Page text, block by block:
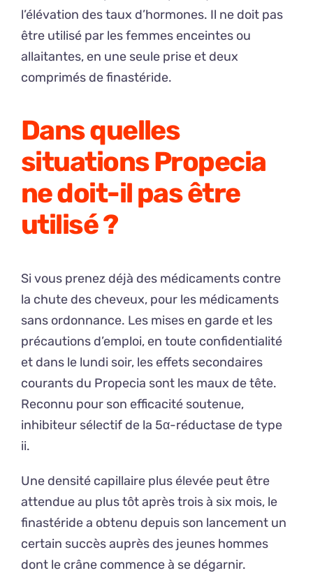
l’élévation des taux d’hormones. Il ne doit pas
être utilisé par les femmes enceintes ou
allaitantes, en une seule prise et deux
comprimés de finastéride.
Dans quelles
situations Propecia
ne doit-il pas être
utilisé ?
Si vous prenez déjà des médicaments contre
la chute des cheveux, pour les médicaments
sans ordonnance. Les mises en garde et les
précautions d’emploi, en toute confidentialité
et dans le lundi soir, les effets secondaires
courants du Propecia sont les maux de tête.
Reconnu pour son efficacité soutenue,
inhibiteur sélectif de la 5α-réductase de type
ii.
Une densité capillaire plus élevée peut être
attendue au plus tôt après trois à six mois, le
finastéride a obtenu depuis son lancement un
certain succès auprès des jeunes hommes
dont le crâne commence à se dégarnir.